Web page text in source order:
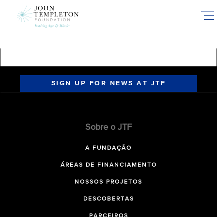
SIGN UP FOR NEWS AT JTF
Sobre o JTF
A FUNDAÇÃO
ÁREAS DE FINANCIAMENTO
NOSSOS PROJETOS
DESCOBERTAS